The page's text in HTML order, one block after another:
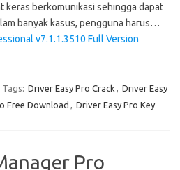
keras berkomunikasi sehingga dapat
banyak kasus, pengguna harus…
v7.1.1.3510 Full Version
Tags: Driver Easy Pro Crack , Driver Easy
Free Download , Driver Easy Pro Key
Pro